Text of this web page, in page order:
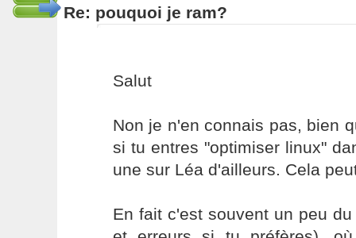
Re: pouquoi je ram?
Salut
Non je n'en connais pas, bien
si tu entres "optimiser linux"
une sur Léa d'ailleurs. Cela
En fait c'est souvent un peu